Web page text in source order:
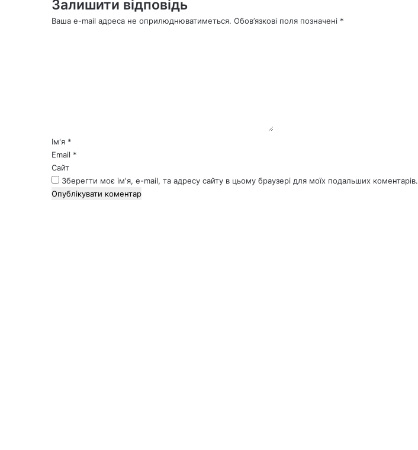
Залишити відповідь
Ваша e-mail адреса не оприлюднюватиметься. Обов’язкові поля позначені *
*Ім'я *
Email *
Сайт
Зберегти моє ім'я, e-mail, та адресу сайту в цьому браузері для моїх подальших коментарів.